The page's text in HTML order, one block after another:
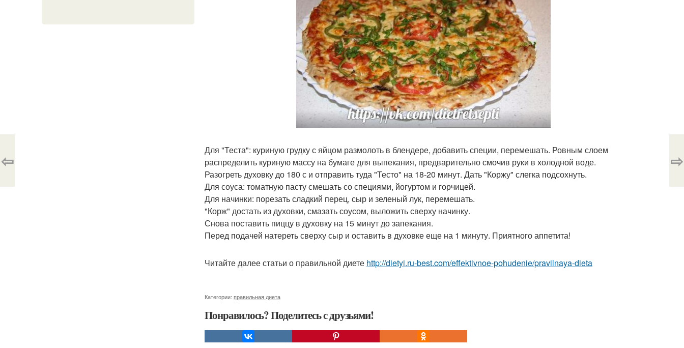
Для "Теста": куриную грудку с яйцом размолоть в блендере, добавить специи, перемешать. Ровным слоем
распределить куриную массу на бумаге для выпекания, предварительно смочив руки в холодной воде.
Разогреть духовку до 180 с и отправить туда "Тесто" на 18-20 минут. Дать "Коржу" слегка подсохнуть.
Для соуса: томатную пасту смешать со специями, йогуртом и горчицей.
Для начинки: порезать сладкий перец, сыр и зеленый лук, перемешать.
"Корж" достать из духовки, смазать соусом, выложить сверху начинку.
Снова поставить пиццу в духовку на 15 минут до запекания.
Перед подачей натереть сверху сыр и оставить в духовке еще на 1 минуту. Приятного аппетита!
Читайте далее статьи о правильной диете http://dietyi.ru-best.com/effektivnoe-pohudenie/pravilnaya-dieta
Категории: правильная диета
Понравилось? Поделитесь с друзьями!
⇦ ⇨